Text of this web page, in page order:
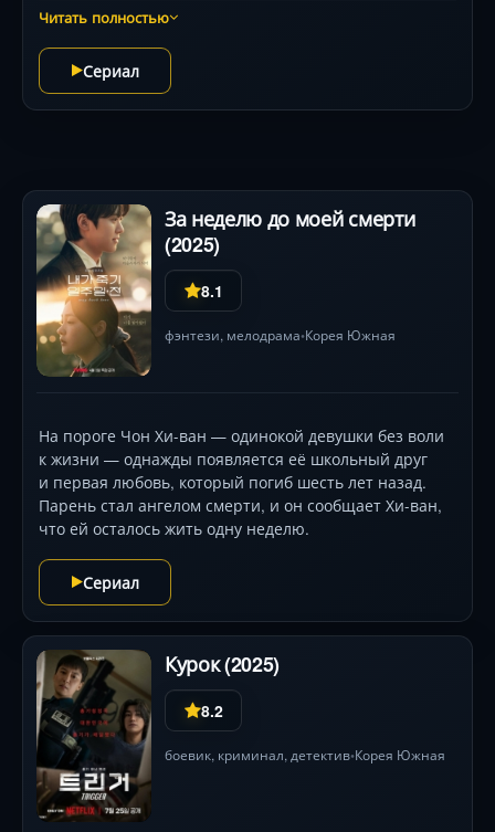
вымерли! Под руководством гениального учёного
механизмы, способные превращаться в динозавров.
Их миссия — охранять доисторических гигантов от
безумного Бекса Хантера, жаждущего использовать
смекалки, где каждый рейд таит неожиданные
повороты!
Читать полностью
Сериал
За неделю до моей смерти
(2025)
8.1
фэнтези, мелодрама•Корея Южная
На пороге Чон Хи-ван — одинокой девушки без воли
к жизни — однажды появляется её школьный друг
и первая любовь, который погиб шесть лет назад.
Парень стал ангелом смерти, и он сообщает Хи-ван,
что ей осталось жить одну неделю.
Сериал
Курок (2025)
8.2
боевик, криминал, детектив•Корея Южная